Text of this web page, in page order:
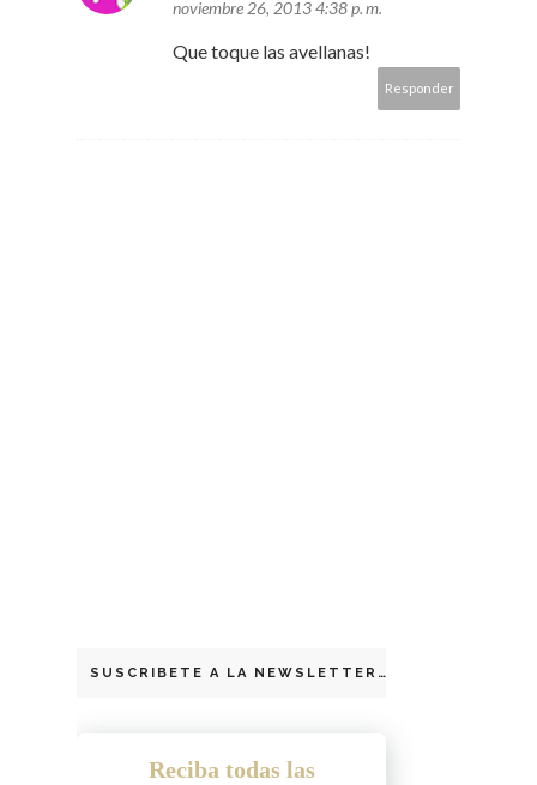
noviembre 26, 2013 4:38 p. m.
Que toque las avellanas!
Responder
SUSCRIBETE A LA NEWSLETTER
Reciba todas las